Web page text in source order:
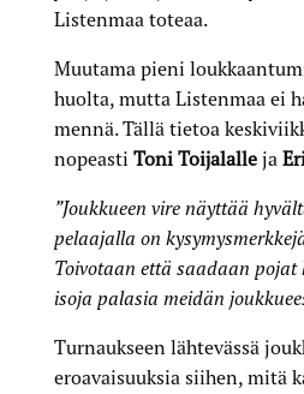
Listenmaa toteaa.
Muutama pieni
huolta, mutta Listenmaa ei
mennä. Tällä tietoa
nopeasti Toni Toijalalleja
”Joukkueen vire näyttää
pelaajalla on
Toivotaan että saadaan pojat
isoja palasia meidän
Turnaukseen lähtevässä
eroavaisuuksia siihen, mitä